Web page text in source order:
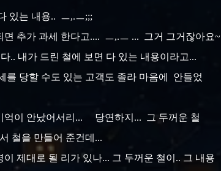
있는 내용.. ㅡ,.ㅡ;;;
추가 과세 한다고.... ㅡ,.ㅡ ... 그거 그거잖아요~
내가 드린 철에 보면 다 있는 내용이라고...
를 당할 수도 있는 고객도 졸라 마음에 안들었
억이 안났어서리... 당연하지... 그 두꺼운 철
철을 만들어 준건데...
제대로 될 리가 있나... 그 두꺼운 철이.. 그 내용